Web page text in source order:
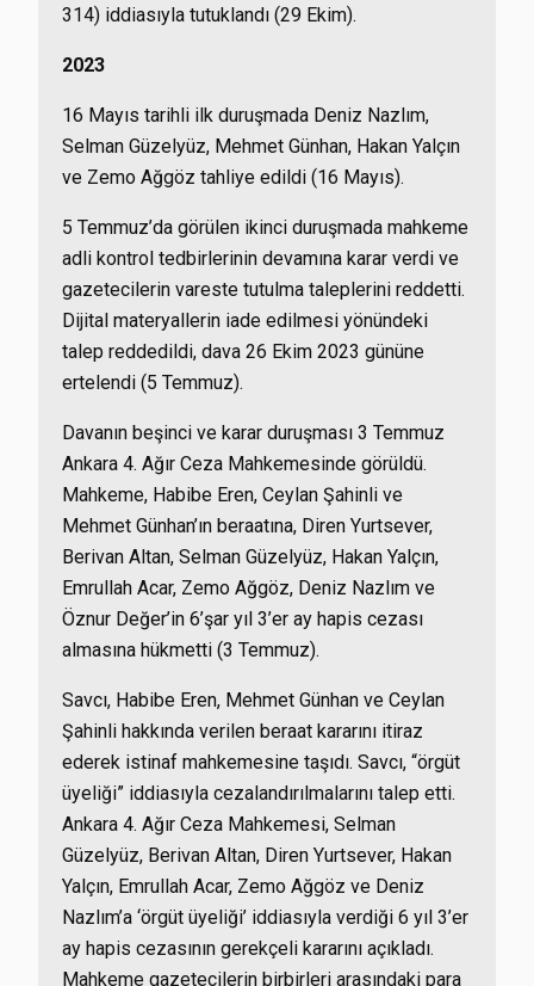
314) iddiasıyla tutuklandı (29 Ekim).
2023
16 Mayıs tarihli ilk duruşmada Deniz Nazlım,
Selman Güzelyüz, Mehmet Günhan, Hakan Yalçın
ve Zemo Ağgöz tahliye edildi (16 Mayıs).
5 Temmuz’da görülen ikinci duruşmada mahkeme
adli kontrol tedbirlerinin devamına karar verdi ve
gazetecilerin vareste tutulma taleplerini reddetti.
Dijital materyallerin iade edilmesi yönündeki
talep reddedildi, dava 26 Ekim 2023 gününe
ertelendi (5 Temmuz).
Davanın beşinci ve karar duruşması 3 Temmuz
Ankara 4. Ağır Ceza Mahkemesinde görüldü.
Mahkeme, Habibe Eren, Ceylan Şahinli ve
Mehmet Günhan’ın beraatına, Diren Yurtsever,
Berivan Altan, Selman Güzelyüz, Hakan Yalçın,
Emrullah Acar, Zemo Ağgöz, Deniz Nazlım ve
Öznur Değer’in 6’şar yıl 3’er ay hapis cezası
almasına hükmetti (3 Temmuz).
Savcı, Habibe Eren, Mehmet Günhan ve Ceylan
Şahinli hakkında verilen beraat kararını itiraz
ederek istinaf mahkemesine taşıdı. Savcı, “örgüt
üyeliği” iddiasıyla cezalandırılmalarını talep etti.
Ankara 4. Ağır Ceza Mahkemesi, Selman
Güzelyüz, Berivan Altan, Diren Yurtsever, Hakan
Yalçın, Emrullah Acar, Zemo Ağgöz ve Deniz
Nazlım’a ‘örgüt üyeliği’ iddiasıyla verdiği 6 yıl 3’er
ay hapis cezasının gerekçeli kararını açıkladı.
Mahkeme gazetecilerin birbirleri arasındaki para